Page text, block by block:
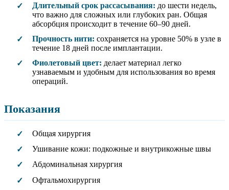
✓
Длительный срок рассасывания: до шести недель,
что важно для сложных или глубоких ран. Общая
абсорбция происходит в течение 60–90 дней.
✓
Прочность нити: сохраняется на уровне 50% в узле в
течение 18 дней после имплантации.
✓
Фиолетовый цвет: делает материал легко
узнаваемым и удобным для использования во время
операций.
Показания
✓
Общая хирургия
✓
Ушивание кожи: подкожные и внутрикожные швы
✓
Абдоминальная хирургия
✓
Офтальмохирургия